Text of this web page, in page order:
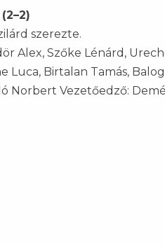
szerezte.
Alex, Szőke Lénárd,
Luca, Birtalan Tamás,
Norbert Vezetőedző: